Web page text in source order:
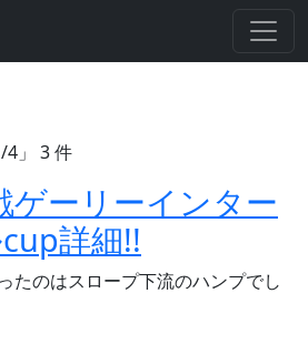
4」 3 件
ゲーリーインター
詳細!!
たのはスロープ下流のハンプでし